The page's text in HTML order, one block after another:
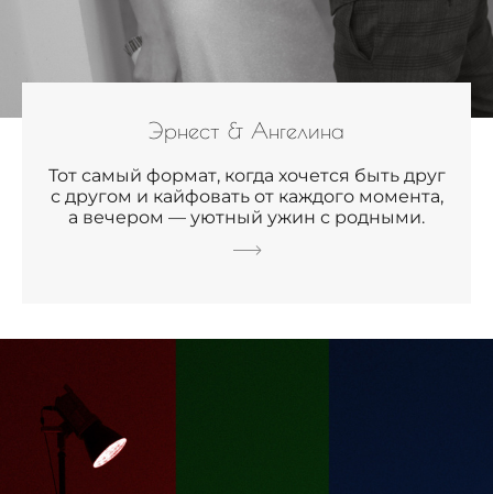
Эрнест & Ангелина
Тот самый формат, когда хочется быть друг
с другом и кайфовать от каждого момента,
а вечером — уютный ужин с родными.